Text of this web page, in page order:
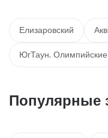
Елизаровский
ЮгТаун. Олимпийские
Популярные